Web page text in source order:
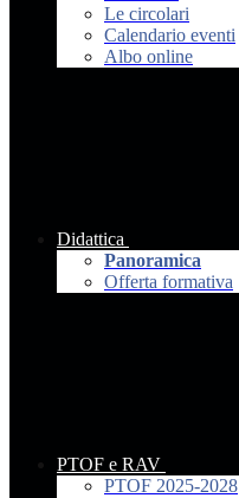
Le circolari
Calendario eventi
Albo online
Didattica
Panoramica
Offerta formativa
PTOF e RAV
PTOF 2025-2028